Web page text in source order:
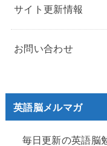
サイト更新情報
お問い合わせ
英語脳メルマガ
毎日更新の英語脳